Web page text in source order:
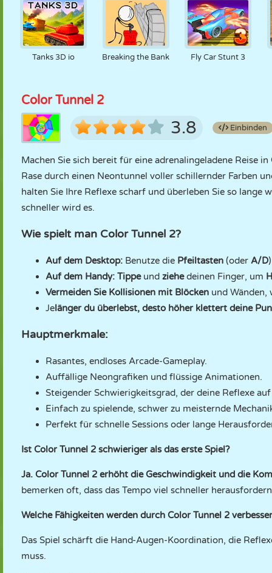
Tanks 3D io Breaking the Bank Fly Car Stunt 3
Color Tunnel 2
3.8 Einbinden
Machen Sie sich bereit für eine adrenalingeladene Reise in
Rase durch einen Neontunnel voller schillernder Farben
halten Sie Ihre Reflexe scharf und überleben Sie so
schneller wird es.
Wie spielt man Color Tunnel 2?
Auf dem Desktop: Benutze die Pfeiltasten (oder A/D
Auf dem Handy: Tippeund ziehedeinen Finger, um
Vermeiden Sie Kollisionen mit Blöcken und Wänden,
Jelänger du überlebst, desto höher klettert deine
Hauptmerkmale:
Rasantes, endloses Arcade-Gameplay.
Auffällige Neongrafiken und flüssige Animationen.
Steigender Schwierigkeitsgrad, der deine Reflexe
Einfach zu spielende, schwer zu meisternde
Perfekt für schnelle Sessions oder lange
Ist Color Tunnel 2 schwieriger als das erste Spiel?
Ja. Color Tunnel 2 erhöht die Geschwindigkeit und die
bemerken oft, dass das Tempo viel schneller
Welche Fähigkeiten werden durch Color Tunnel 2
Das Spiel schärft die Hand-Augen-Koordination, die
muss.